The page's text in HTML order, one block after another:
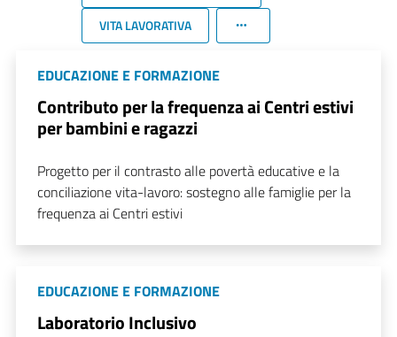
VITA LAVORATIVA
EDUCAZIONE E FORMAZIONE
Contributo per la frequenza ai Centri estivi
per bambini e ragazzi
Progetto per il contrasto alle povertà educative e la
conciliazione vita-lavoro: sostegno alle famiglie per la
frequenza ai Centri estivi
EDUCAZIONE E FORMAZIONE
Laboratorio Inclusivo